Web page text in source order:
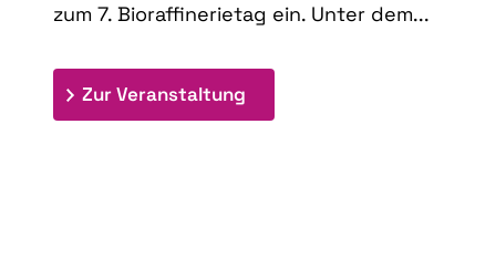
zum 7. Bioraffinerietag ein. Unter dem...
Zur Veranstaltung